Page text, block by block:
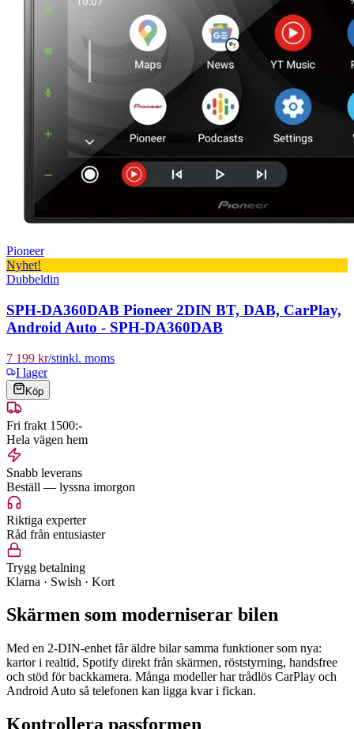
Pioneer
Nyhet!
Dubbeldin
SPH-DA360DAB Pioneer 2DIN BT, DAB, CarPlay,
Android Auto - SPH-DA360DAB
7 199 kr/stinkl. moms
I lager
Köp
Fri frakt 1500:-
Hela vägen hem
Snabb leverans
Beställ — lyssna imorgon
Riktiga experter
Råd från entusiaster
Trygg betalning
Klarna · Swish · Kort
Skärmen som moderniserar bilen
Med en 2-DIN-enhet får äldre bilar samma funktioner som nya:
kartor i realtid, Spotify direkt från skärmen, röststyrning, handsfree
och stöd för backkamera. Många modeller har trådlös CarPlay och
Android Auto så telefonen kan ligga kvar i fickan.
Kontrollera passformen